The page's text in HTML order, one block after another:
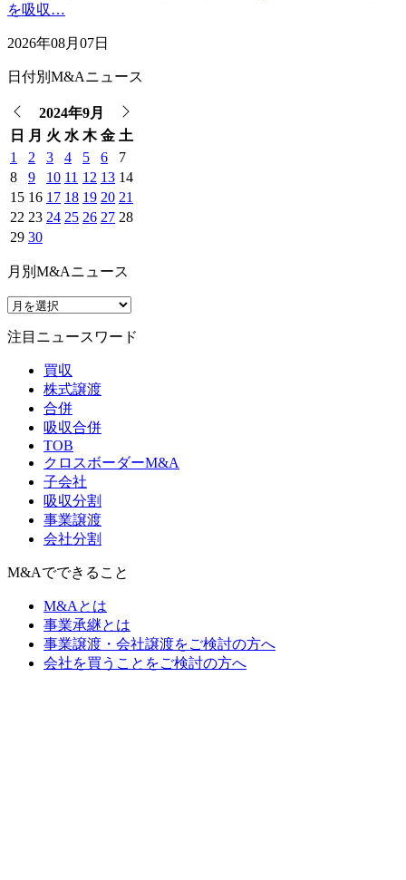
を吸収…
2026年08月07日
日付別M&Aニュース
2024年9月
日 月 火 水 木 金 土
1
2 3 4 5 6
7
8
9 10 11 12 13 14
15 16 17 18 19 20 21
22 23 24 25 26 27 28
29 30
月別M&Aニュース
注目ニュースワード
買収
株式譲渡
合併
吸収合併
TOB
クロスボーダーM&A
子会社
吸収分割
事業譲渡
会社分割
M&Aでできること
M&Aとは
事業承継とは
事業譲渡・会社譲渡をご検討の方へ
会社を買うことをご検討の方へ